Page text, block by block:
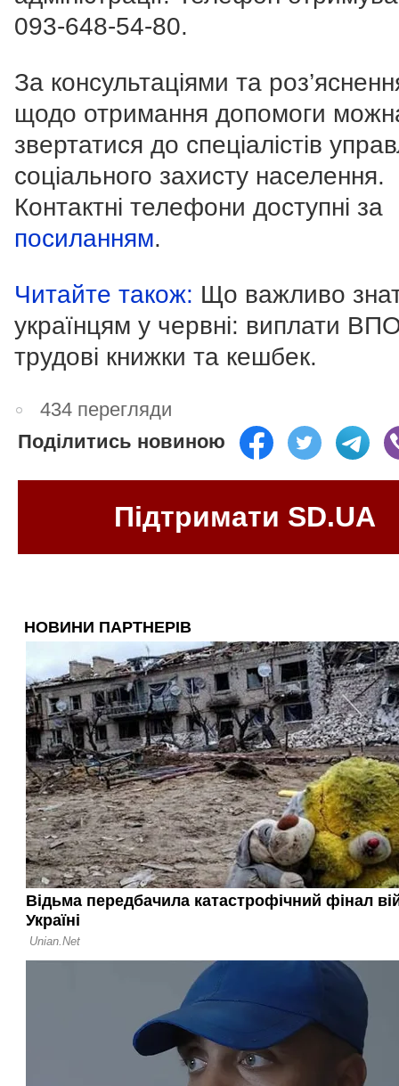
093-648-54-80.
За консультаціями та
щодо отримання допомоги
звертатися до спеціалістів
соціального захисту населення.
Контактні телефони доступні за
посиланням.
Читайте також: Що важливо
українцям у червні: виплати
трудові книжки та кешбек.
434 перегляди
Поділитись новиною
Підтримати SD.UA